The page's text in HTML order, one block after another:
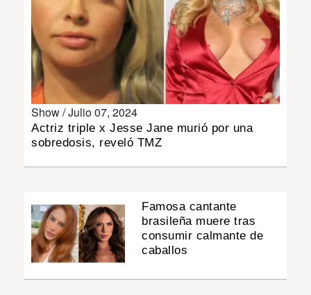
Show /Julio 07, 2024
Actriz triple x Jesse Jane murió por una
sobredosis, reveló TMZ
Famosa cantante
brasileña muere tras
consumir calmante de
caballos